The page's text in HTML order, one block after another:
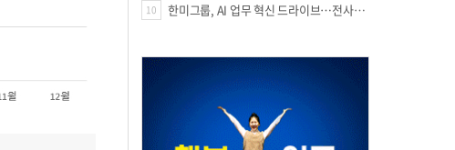
10 한미그룹, AI 업무 혁신 드라이브…전사적 AI 활용 문화 구축